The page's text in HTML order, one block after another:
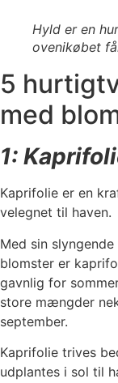
Hyld er en
ovenikøbet
5
med
1:
Kaprifolie er en
velegnet til haven.
Med sin
blomster er
gavnlig for
store mængder
september.
Kaprifolie trives
udplantes i sol til